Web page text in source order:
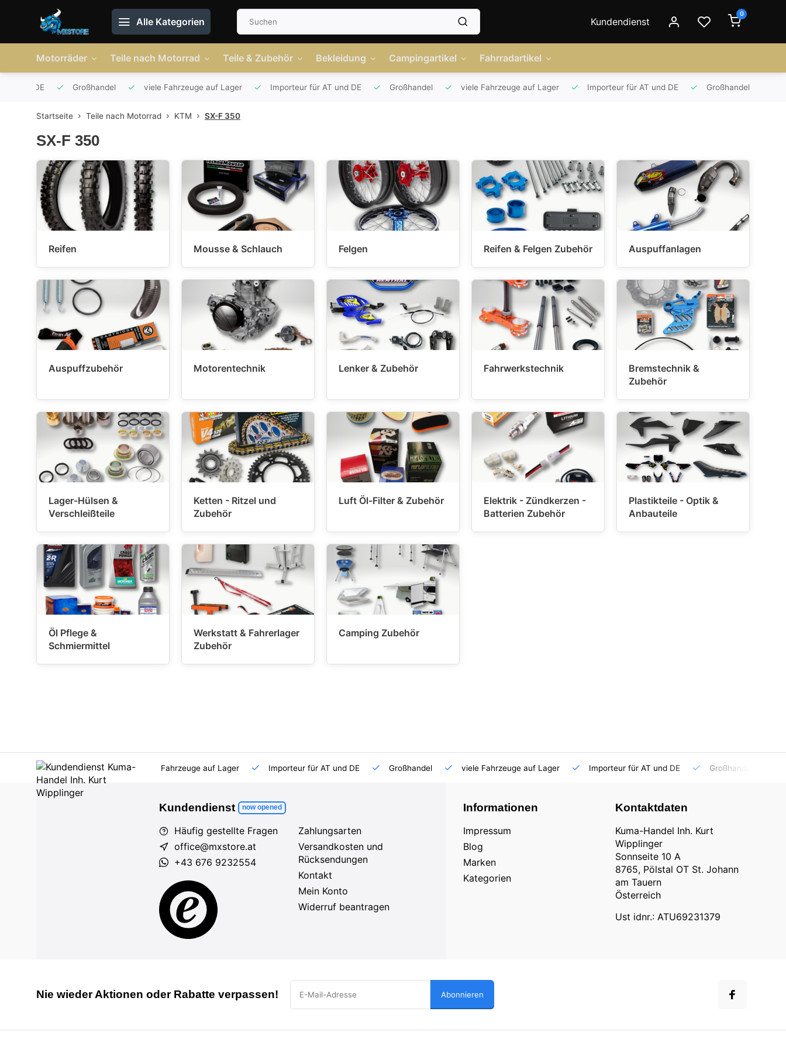
Alle Kategorien Kundendienst
0
Motorräder Teile nach Motorrad Teile & Zubehör Bekleidung Campingartikel Fahrradartikel
und DE Großhandel viele Fahrzeuge auf Lager Importeur für AT und DE Großhandel viele Fahrzeuge auf Lager Importeur für AT und DE Großhandel
Startseite Teile nach Motorrad KTM SX-F 350
SX-F 350
Reifen Mousse & Schlauch Felgen Reifen & Felgen Zubehör Auspuffanlagen
Auspuffzubehör Motorentechnik Lenker & Zubehör Fahrwerkstechnik
Bremstechnik &
Zubehör
Lager-Hülsen &
Verschleißteile
Ketten - Ritzel und
Zubehör
Luft Öl-Filter & Zubehör
Elektrik - Zündkerzen -
Batterien Zubehör
Plastikteile - Optik &
Anbauteile
Öl Pflege &
Schmiermittel
Werkstatt & Fahrerlager
Zubehör
Camping Zubehör
Großhandel viele Fahrzeuge auf Lager Importeur für AT und DE Großhandel viele Fahrzeuge auf Lager Importeur für AT und DE Großhandel
Kundendienst now opened
Häufig gestellte Fragen
office@mxstore.at
+43 676 9232554
Zahlungsarten
Versandkosten und
Rücksendungen
Kontakt
Mein Konto
Widerruf beantragen
Informationen
Impressum
Blog
Marken
Kategorien
Kontaktdaten
Kuma-Handel Inh. Kurt
Wipplinger
Sonnseite 10 A
8765, Pölstal OT St. Johann
am Tauern
Österreich
Ust idnr.: ATU69231379
Nie wieder Aktionen oder Rabatte verpassen! Abonnieren